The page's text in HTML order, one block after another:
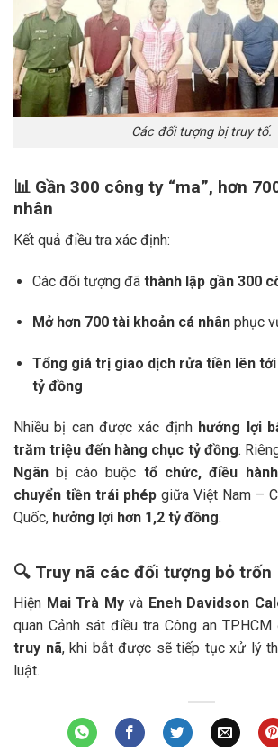
Các đối tượng bị truy tố.
📊 Gần 300 công ty “ma”, hơn
nhân
Kết quả điều tra xác định:
Các đối tượng đã thành lập gần 300
Mở hơn 700 tài khoản cá nhânphục
Tổng giá trị giao dịch rửa tiền lên
tỷ đồng
Nhiều bị can được xác định hưởng lợi
trăm triệu đến hàng chục tỷ đồng.
Ngân bị cáo buộc tổ chức, điều
chuyển tiền trái phép giữa Việt Nam –
Quốc, hưởng lợi hơn 1,2 tỷ đồng.
🔍 Truy nã các đối tượng bỏ trốn
Hiện Mai Trà Myvà Eneh Davidson
quan Cảnh sát điều tra Công an TP.HCM
truy nã, khi bắt được sẽ tiếp tục xử lý
luật.